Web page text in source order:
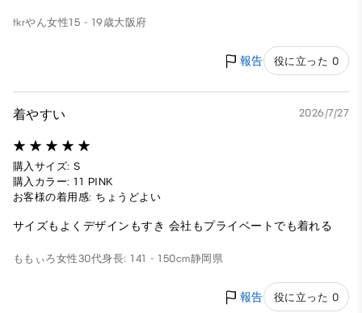
tkrやん女性15 - 19歳大阪府
報告 役に立った 0
着やすい 2026/7/27
購入サイズ: S
購入カラー: 11 PINK
お客様の着用感: ちょうどよい
サイズもよくデザインもすき 会社もプライベートでも着れる
ももぃろ 女性30代身長: 141 - 150cm静岡県
報告 役に立った 0